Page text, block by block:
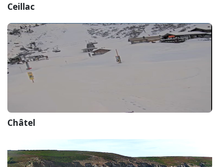
Ceillac
Châtel